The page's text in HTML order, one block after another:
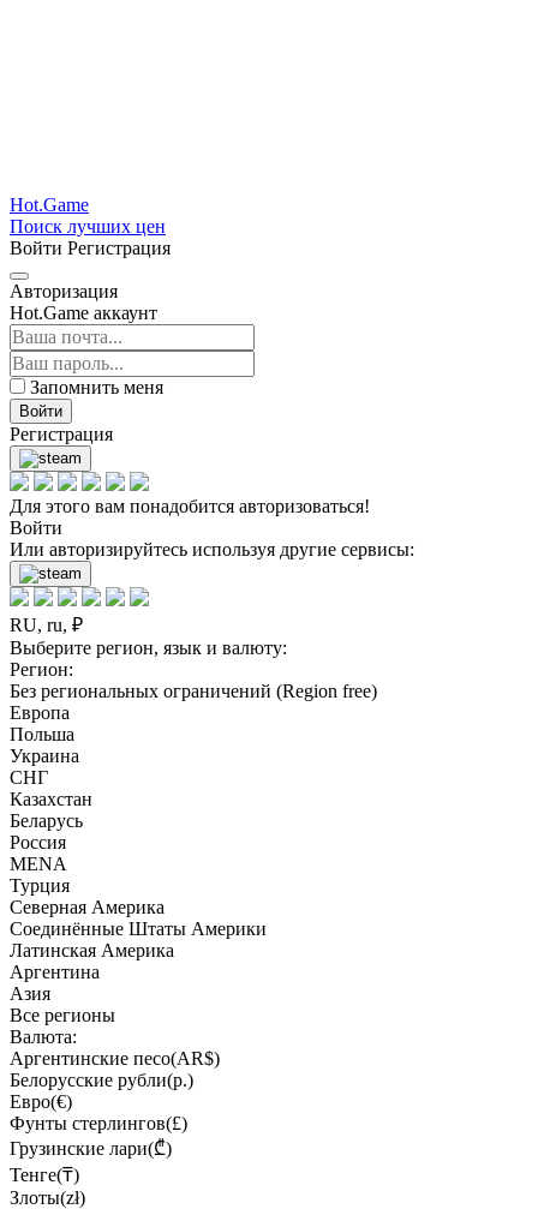
Hot.Game
Поиск лучших цен
Войти Регистрация
Авторизация
Hot.Game аккаунт
Запомнить меня
Войти
Регистрация
Для этого вам понадобится авторизоваться!
Войти
Или авторизируйтесь используя другие сервисы:
RU, ru, ₽
Выберите регион, язык и валюту:
Регион:
Без региональных ограничений (Region free)
Европа
Польша
Украина
СНГ
Казахстан
Беларусь
Россия
MENA
Турция
Северная Америка
Соединённые Штаты Америки
Латинская Америка
Аргентина
Азия
Все регионы
Валюта:
Аргентинские песо(AR$)
Белорусские рубли(р.)
Евро(€)
Фунты стерлингов(£)
Грузинские лари(₾)
Тенге(₸)
Злоты(zł)